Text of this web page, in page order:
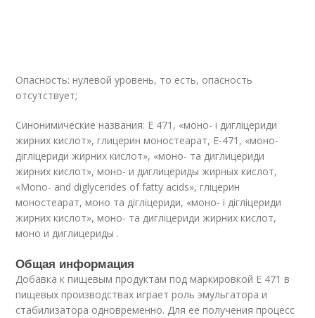
Опасность: нулевой уровень, то есть, опасность
отсутствует;
Синонимические названия: Е 471, «моно- і дигліцериди
жирних кислот», глицерин моностеарат, Е-471, «моно-
дігліцериди жирних кислот», «моно- та диглицериди
жирних кислот», моно- и диглицериды жирных кислот,
«Mono- and diglycerides of fatty acids», гліцерин
моностеарат, моно та дігліцериди, «моно- і дігліцериди
жирних кислот», моно- та дигліцериди жирних кислот,
моно и диглицериды .
Общая информация
Добавка к пищевым продуктам под маркировкой Е 471 в
пищевых производствах играет роль эмульгатора и
стабилизатора одновременно. Для ее получения процесс